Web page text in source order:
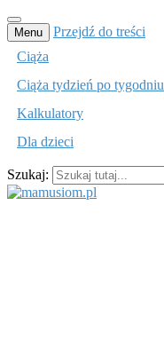
Menu
Przejdź do treści
Ciąża
Ciąża tydzień po tygodniu
Kalkulatory
Dla dzieci
Szukaj: